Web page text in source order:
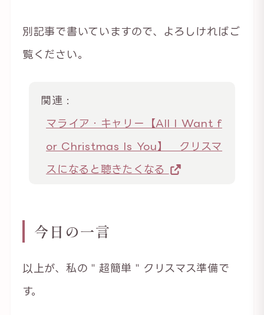
別記事で書いていますので、よろしければご
覧ください。
関連 :
マライア・キャリー【All I Want f
or Christmas Is You】 クリスマ
スになると聴きたくなる
今日の一言
以上が、私の＂超簡単＂クリスマス準備で
す。